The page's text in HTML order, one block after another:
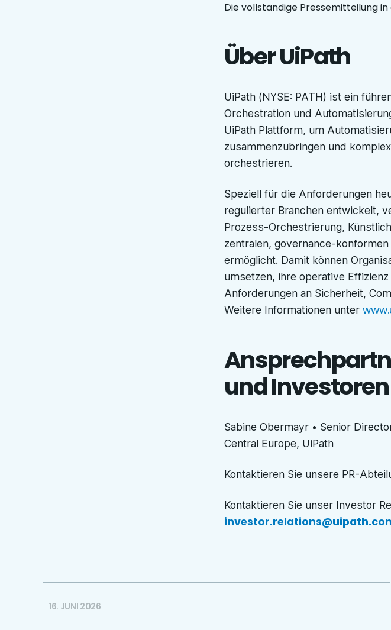
Die vollständige Pressemitteilung
Über UiPath
UiPath (NYSE: PATH) ist ein
Orchestration und
UiPath Plattform, um
zusammenzubringen und
orchestrieren.
Speziell für die Anforderungen
regulierter Branchen entwickelt,
Prozess-Orchestrierung,
zentralen, governance-
ermöglicht. Damit können
umsetzen, ihre operative
Anforderungen an Sicherheit,
Weitere Informationen unter
und Investoren
Sabine Obermayr • Senior
Central Europe, UiPath
Kontaktieren Sie unsere PR-
Kontaktieren Sie unser Investor
16. JUNI 2026